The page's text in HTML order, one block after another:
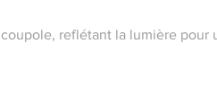
reflétant la lumière pour